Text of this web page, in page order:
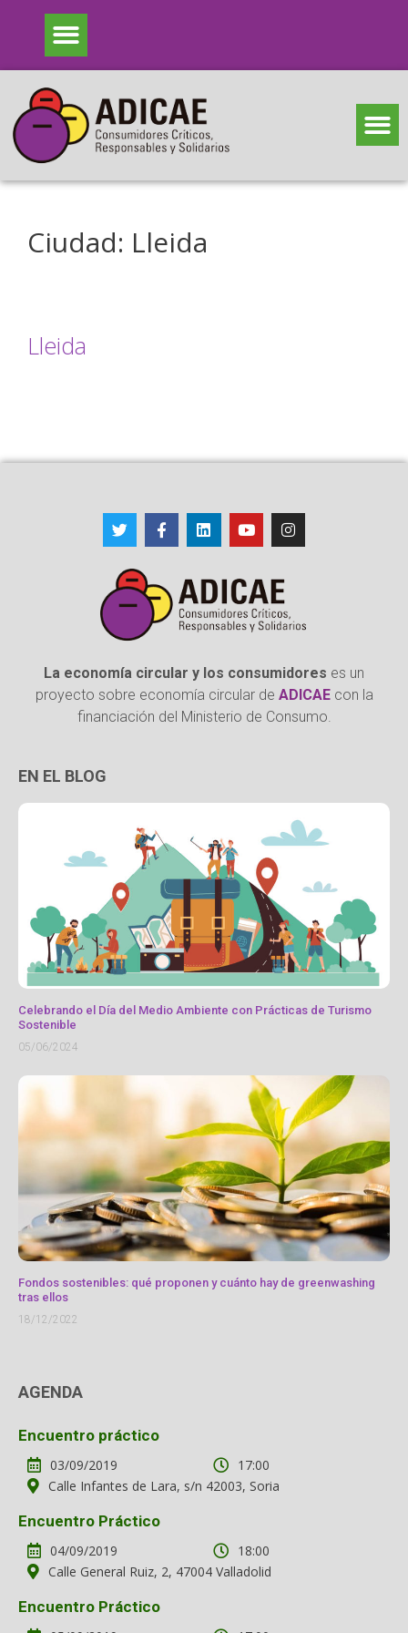
Ciudad: Lleida
Lleida
La economía circular y los consumidores es un
proyecto sobre economía circular de ADICAEcon la
financiación del Ministerio de Consumo.
EN EL BLOG
Celebrando el Día del Medio Ambiente con Prácticas de Turismo
Sostenible
05/06/2024
Fondos sostenibles: qué proponen y cuánto hay de greenwashing
tras ellos
18/12/2022
AGENDA
Encuentro práctico
03/09/2019
17:00
Calle Infantes de Lara, s/n 42003, Soria
Encuentro Práctico
04/09/2019
18:00
Calle General Ruiz, 2, 47004 Valladolid
Encuentro Práctico